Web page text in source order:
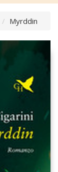
Myrddin